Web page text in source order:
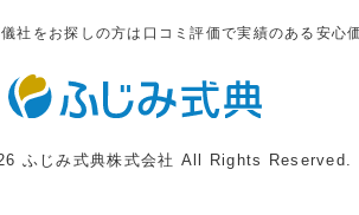
社をお探しの方は口コミ評価で実績のある安心
ふじみ式典株式会社 All Rights Reserved.